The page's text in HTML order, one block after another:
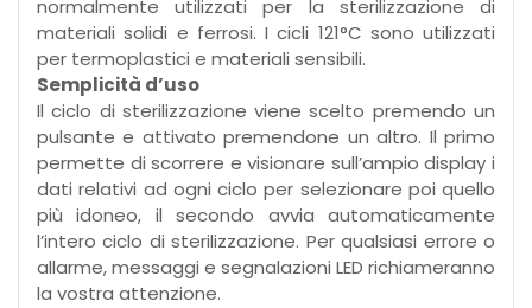
normalmente utilizzati per la sterilizzazione di
materiali solidi e ferrosi. I cicli 121°C sono utilizzati
per termoplastici e materiali sensibili.
Semplicità d’uso
Il ciclo di sterilizzazione viene scelto premendo un
pulsante e attivato premendone un altro. Il primo
permette di scorrere e visionare sull’ampio display i
dati relativi ad ogni ciclo per selezionare poi quello
più idoneo, il secondo avvia automaticamente
l’intero ciclo di sterilizzazione. Per qualsiasi errore o
allarme, messaggi e segnalazioni LED richiameranno
la vostra attenzione.